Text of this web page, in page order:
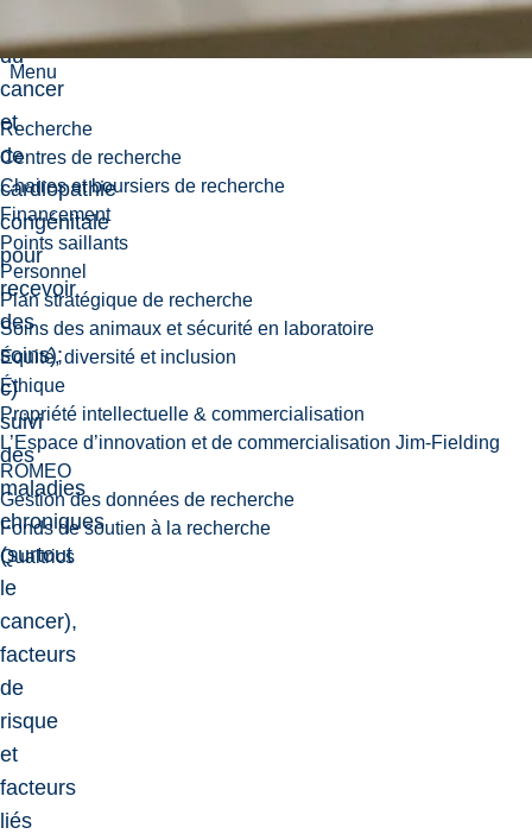
Menu
Recherche
Centres de recherche
Chaires et boursiers de recherche
Financement
Points saillants
Personnel
Plan stratégique de recherche
Soins des animaux et sécurité en laboratoire
Équité, diversité et inclusion
Éthique
Propriété intellectuelle & commercialisation
L’Espace d’innovation et de commercialisation Jim-Fielding
ROMEO
Gestion des données de recherche
Fonds de soutien à la recherche
Qualtrics
du
cancer
et
de
cardiopathie
congénitale
pour
recevoir
des
soins);
c)
suivi
des
maladies
chroniques
(surtout
le
cancer),
facteurs
de
risque
et
facteurs
liés